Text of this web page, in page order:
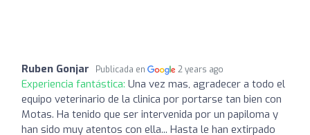
Ruben Gonjar Publicada en 2 years ago
Experiencia fantástica: Una vez mas, agradecer a todo el
equipo veterinario de la clinica por portarse tan bien con
Motas. Ha tenido que ser intervenida por un papiloma y
han sido muy atentos con ella... Hasta le han extirpado